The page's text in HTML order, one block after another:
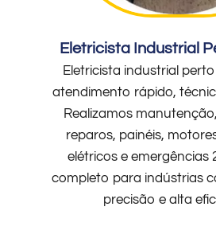
Eletricista Industrial
Eletricista industrial
atendimento rápido,
Realizamos
reparos, painéis,
elétricos e emergências
completo para indústrias
precisão e alta